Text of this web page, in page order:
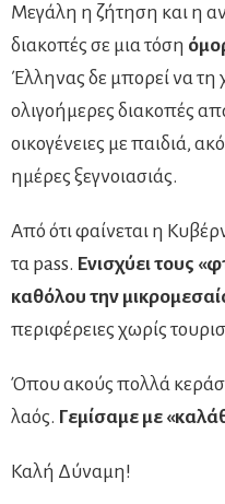
Μεγάλη η ζήτηση και η
διακοπές σε μια τόση
Έλληνας δε μπορεί να τη
ολιγοήμερες διακοπές
οικογένειες με παιδιά,
ημέρες ξεγνοιασιάς.
Από ότι φαίνεται η
τα pass. Ενισχύει τους
καθόλου την
περιφέρειες χωρίς
Όπου ακούς πολλά
λαός. Γεμίσαμε με
Καλή Δύναμη!